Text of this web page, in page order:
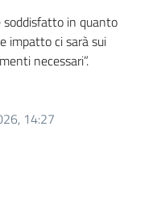
in quanto
impatto ci sarà sui
necessari”.
14:27